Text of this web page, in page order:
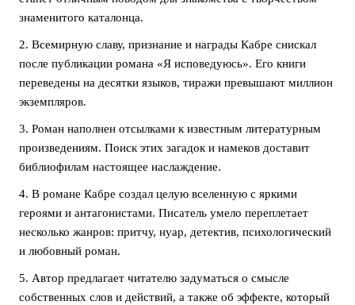
знаменитого каталонца.
2. Всемирную славу, признание и награды Кабре снискал
после публикации романа «Я исповедуюсь». Его книги
переведены на десятки языков, тиражи превышают миллион
экземпляров.
3. Роман наполнен отсылками к известным литературным
произведениям. Поиск этих загадок и намеков доставит
библиофилам настоящее наслаждение.
4. В романе Кабре создал целую вселенную с яркими
героями и антагонистами. Писатель умело переплетает
несколько жанров: притчу, нуар, детектив, психологический
и любовный роман.
5. Автор предлагает читателю задуматься о смысле
собственных слов и действий, а также об эффекте, который